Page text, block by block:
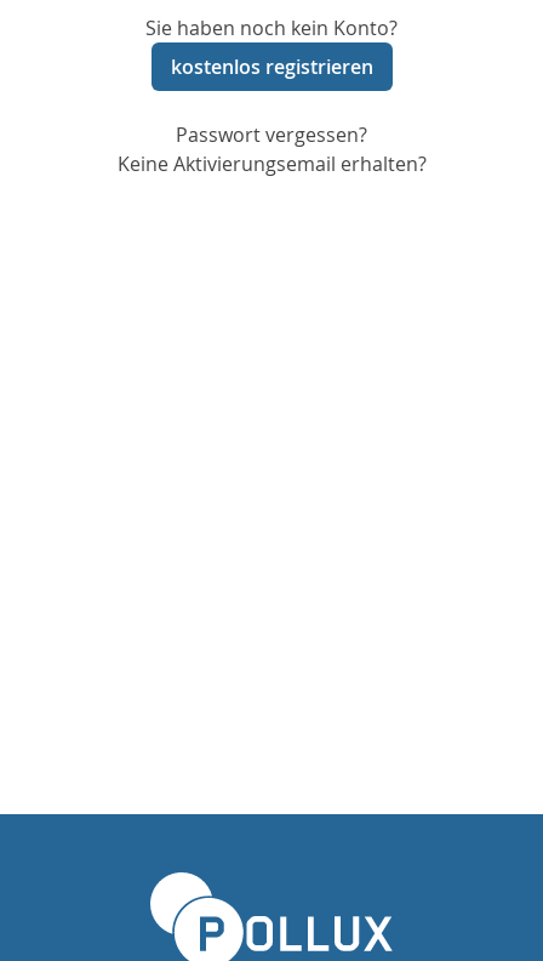
Sie haben noch kein Konto?
kostenlos registrieren
Passwort vergessen?
Keine Aktivierungsemail erhalten?